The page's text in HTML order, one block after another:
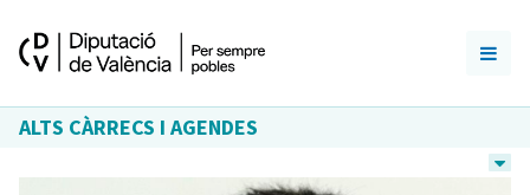
ALTS CÀRRECS I AGENDES